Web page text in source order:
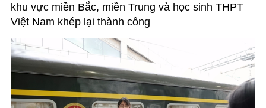
khu vực miền Bắc, miền Trung và học sinh THPT
Việt Nam khép lại thành công